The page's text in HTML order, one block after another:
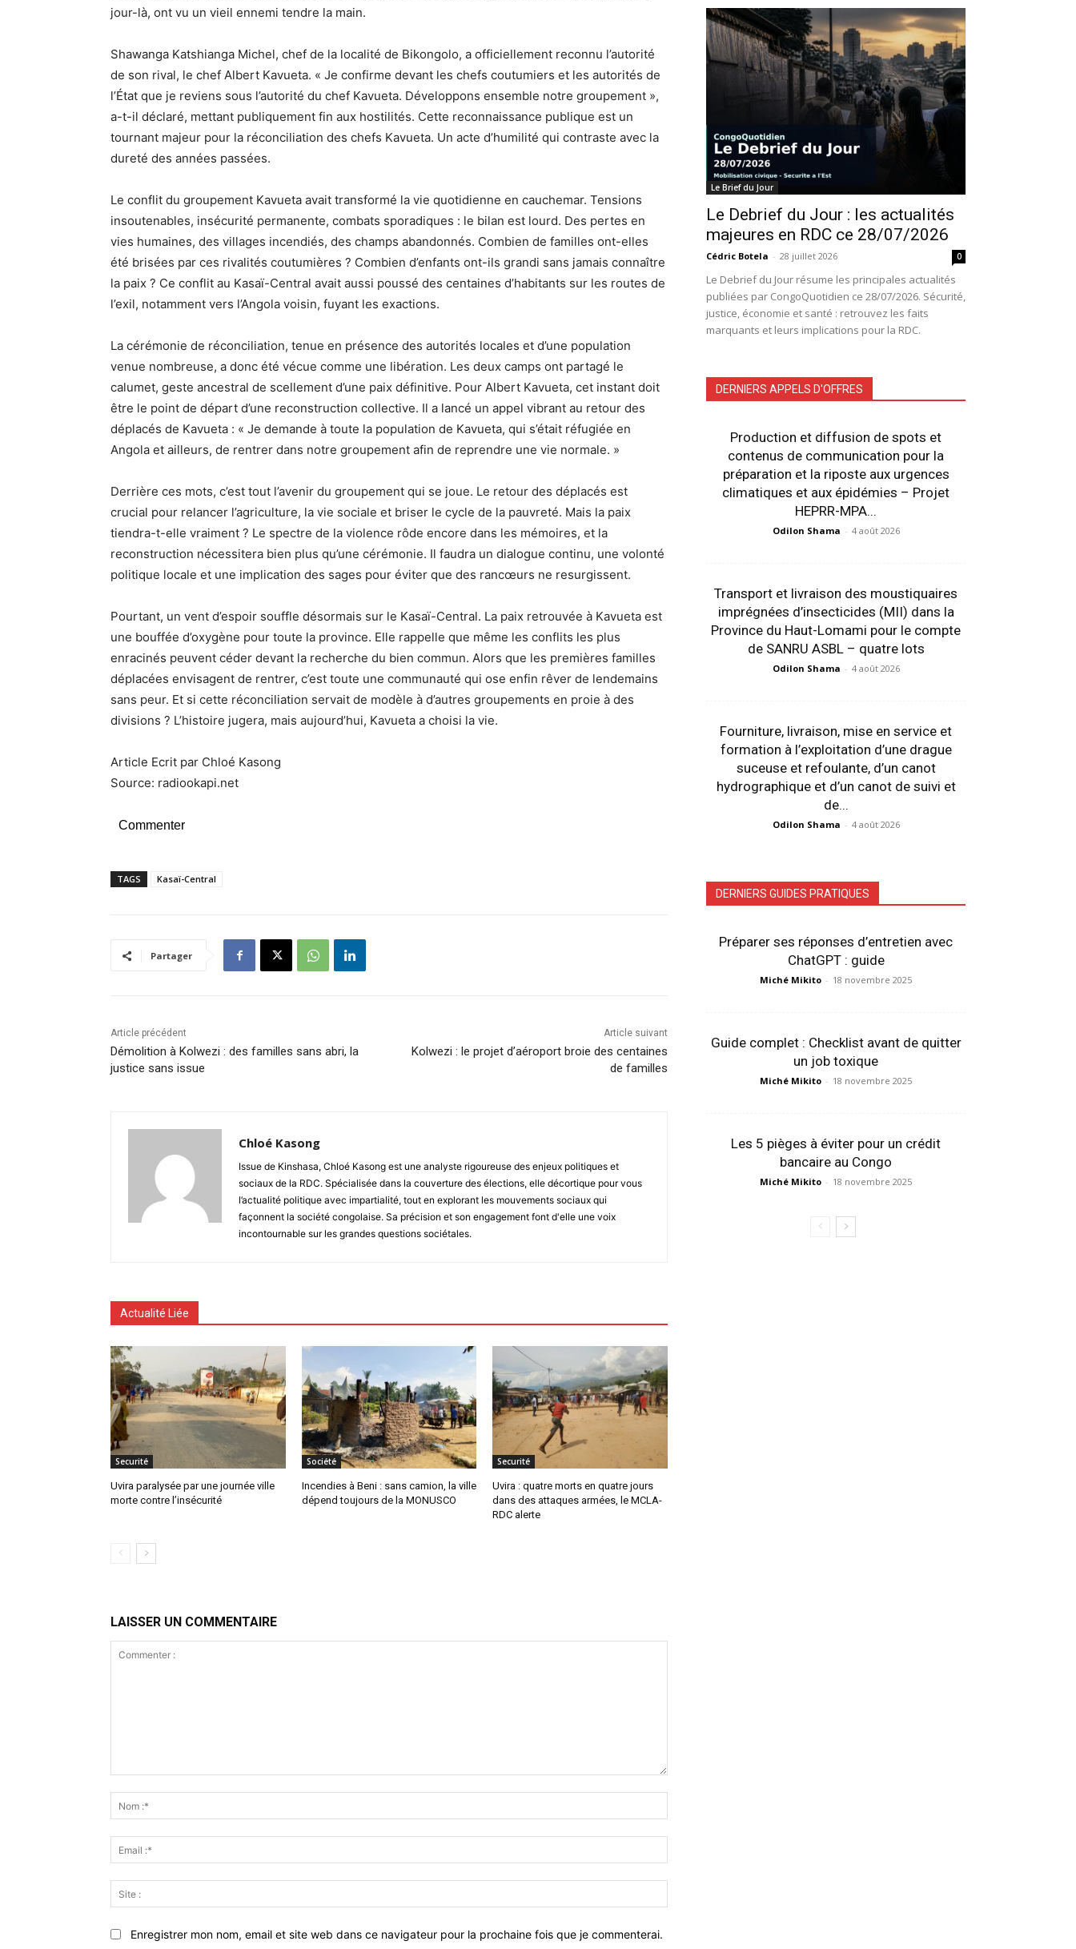
jour-là, ont vu un vieil ennemi tendre la main.
Shawanga Katshianga Michel, chef de la localité de Bikongolo, a officiellement reconnu l’autorité
de son rival, le chef Albert Kavueta. « Je confirme devant les chefs coutumiers et les autorités de
l’État que je reviens sous l’autorité du chef Kavueta. Développons ensemble notre groupement »,
a-t-il déclaré, mettant publiquement fin aux hostilités. Cette reconnaissance publique est un
tournant majeur pour la réconciliation des chefs Kavueta. Un acte d’humilité qui contraste avec la
dureté des années passées.
Le conflit du groupement Kavueta avait transformé la vie quotidienne en cauchemar. Tensions
insoutenables, insécurité permanente, combats sporadiques : le bilan est lourd. Des pertes en
vies humaines, des villages incendiés, des champs abandonnés. Combien de familles ont-elles
été brisées par ces rivalités coutumières ? Combien d’enfants ont-ils grandi sans jamais connaître
la paix ? Ce conflit au Kasaï-Central avait aussi poussé des centaines d’habitants sur les routes de
l’exil, notamment vers l’Angola voisin, fuyant les exactions.
La cérémonie de réconciliation, tenue en présence des autorités locales et d’une population
venue nombreuse, a donc été vécue comme une libération. Les deux camps ont partagé le
calumet, geste ancestral de scellement d’une paix définitive. Pour Albert Kavueta, cet instant doit
être le point de départ d’une reconstruction collective. Il a lancé un appel vibrant au retour des
déplacés de Kavueta : « Je demande à toute la population de Kavueta, qui s’était réfugiée en
Angola et ailleurs, de rentrer dans notre groupement afin de reprendre une vie normale. »
Derrière ces mots, c’est tout l’avenir du groupement qui se joue. Le retour des déplacés est
crucial pour relancer l’agriculture, la vie sociale et briser le cycle de la pauvreté. Mais la paix
tiendra-t-elle vraiment ? Le spectre de la violence rôde encore dans les mémoires, et la
reconstruction nécessitera bien plus qu’une cérémonie. Il faudra un dialogue continu, une volonté
politique locale et une implication des sages pour éviter que des rancœurs ne resurgissent.
Pourtant, un vent d’espoir souffle désormais sur le Kasaï-Central. La paix retrouvée à Kavueta est
une bouffée d’oxygène pour toute la province. Elle rappelle que même les conflits les plus
enracinés peuvent céder devant la recherche du bien commun. Alors que les premières familles
déplacées envisagent de rentrer, c’est toute une communauté qui ose enfin rêver de lendemains
sans peur. Et si cette réconciliation servait de modèle à d’autres groupements en proie à des
divisions ? L’histoire jugera, mais aujourd’hui, Kavueta a choisi la vie.
Article Ecrit par Chloé Kasong
Source: radiookapi.net
Commenter
TAGS Kasaï-Central
Partager
Article précédent
Démolition à Kolwezi : des familles sans abri, la
justice sans issue
Article suivant
Kolwezi : le projet d’aéroport broie des centaines
de familles
Chloé Kasong
Issue de Kinshasa, Chloé Kasong est une analyste rigoureuse des enjeux politiques et
sociaux de la RDC. Spécialisée dans la couverture des élections, elle décortique pour vous
l’actualité politique avec impartialité, tout en explorant les mouvements sociaux qui
façonnent la société congolaise. Sa précision et son engagement font d'elle une voix
incontournable sur les grandes questions sociétales.
Actualité Liée
Securité
Uvira paralysée par une journée ville
morte contre l’insécurité
Société
Incendies à Beni : sans camion, la ville
dépend toujours de la MONUSCO
Securité
Uvira : quatre morts en quatre jours
dans des attaques armées, le MCLA-
RDC alerte
LAISSER UN COMMENTAIRE
:*
:*
:
Enregistrer mon nom, email et site web dans ce navigateur pour la prochaine fois que je commenterai.
Le Brief du Jour
Le Debrief du Jour : les actualités
majeures en RDC ce 28/07/2026
Cédric Botela - 28 juillet 2026 0
Le Debrief du Jour résume les principales actualités
publiées par CongoQuotidien ce 28/07/2026. Sécurité,
justice, économie et santé : retrouvez les faits
marquants et leurs implications pour la RDC.
DERNIERS APPELS D'OFFRES
Production et diffusion de spots et
contenus de communication pour la
préparation et la riposte aux urgences
climatiques et aux épidémies – Projet
HEPRR-MPA...
Odilon Shama - 4 août 2026
Transport et livraison des moustiquaires
imprégnées d’insecticides (MII) dans la
Province du Haut-Lomami pour le compte
de SANRU ASBL – quatre lots
Odilon Shama - 4 août 2026
Fourniture, livraison, mise en service et
formation à l’exploitation d’une drague
suceuse et refoulante, d’un canot
hydrographique et d’un canot de suivi et
de...
Odilon Shama - 4 août 2026
DERNIERS GUIDES PRATIQUES
Préparer ses réponses d’entretien avec
ChatGPT : guide
Miché Mikito - 18 novembre 2025
Guide complet : Checklist avant de quitter
un job toxique
Miché Mikito - 18 novembre 2025
Les 5 pièges à éviter pour un crédit
bancaire au Congo
Miché Mikito - 18 novembre 2025